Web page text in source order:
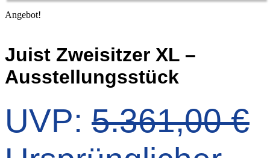
Angebot!
Juist Zweisitzer XL –
Ausstellungsstück
UVP: 5.361,00 €